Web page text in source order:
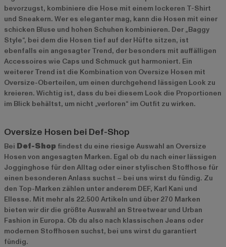
bevorzugst, kombiniere die Hose mit einem lockeren T-Shirt
und Sneakern. Wer es eleganter mag, kann die Hosen mit einer
schicken Bluse und hohen Schuhen kombinieren. Der „Baggy
Style“, bei dem die Hosen tief auf der Hüfte sitzen, ist
ebenfalls ein angesagter Trend, der besonders mit auffälligen
Accessoires wie Caps und Schmuck gut harmoniert. Ein
weiterer Trend ist die Kombination von Oversize Hosen mit
Oversize-Oberteilen, um einen durchgehend lässigen Look zu
kreieren. Wichtig ist, dass du bei diesem Look die Proportionen
im Blick behältst, um nicht „verloren“ im Outfit zu wirken.
Oversize Hosen bei Def-Shop
Bei Def-Shop findest du eine riesige Auswahl an Oversize
Hosen von angesagten Marken. Egal ob du nach einer lässigen
Jogginghose für den Alltag oder einer stylischen Stoffhose für
einen besonderen Anlass suchst – bei uns wirst du fündig. Zu
den Top-Marken zählen unter anderem DEF, Karl Kani und
Ellesse. Mit mehr als 22.500 Artikeln und über 270 Marken
bieten wir dir die größte Auswahl an Streetwear und Urban
Fashion in Europa. Ob du also nach klassischen Jeans oder
modernen Stoffhosen suchst, bei uns wirst du garantiert
fündig.